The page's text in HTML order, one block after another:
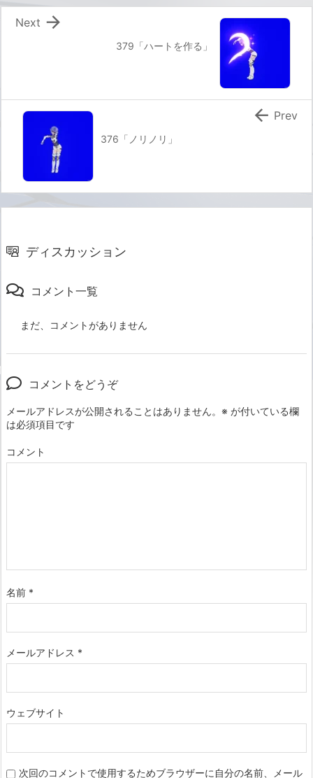
379「ハートを作る」

Next
376「ノリノリ」
 Prev
ディスカッション
コメント一覧
まだ、コメントがありません
コメントをどうぞ
メールアドレスが公開されることはありません。 ※ が付いている欄
は必須項目です
コメント
名前 *
メールアドレス *
ウェブサイト
次回のコメントで使用するためブラウザーに自分の名前、メール